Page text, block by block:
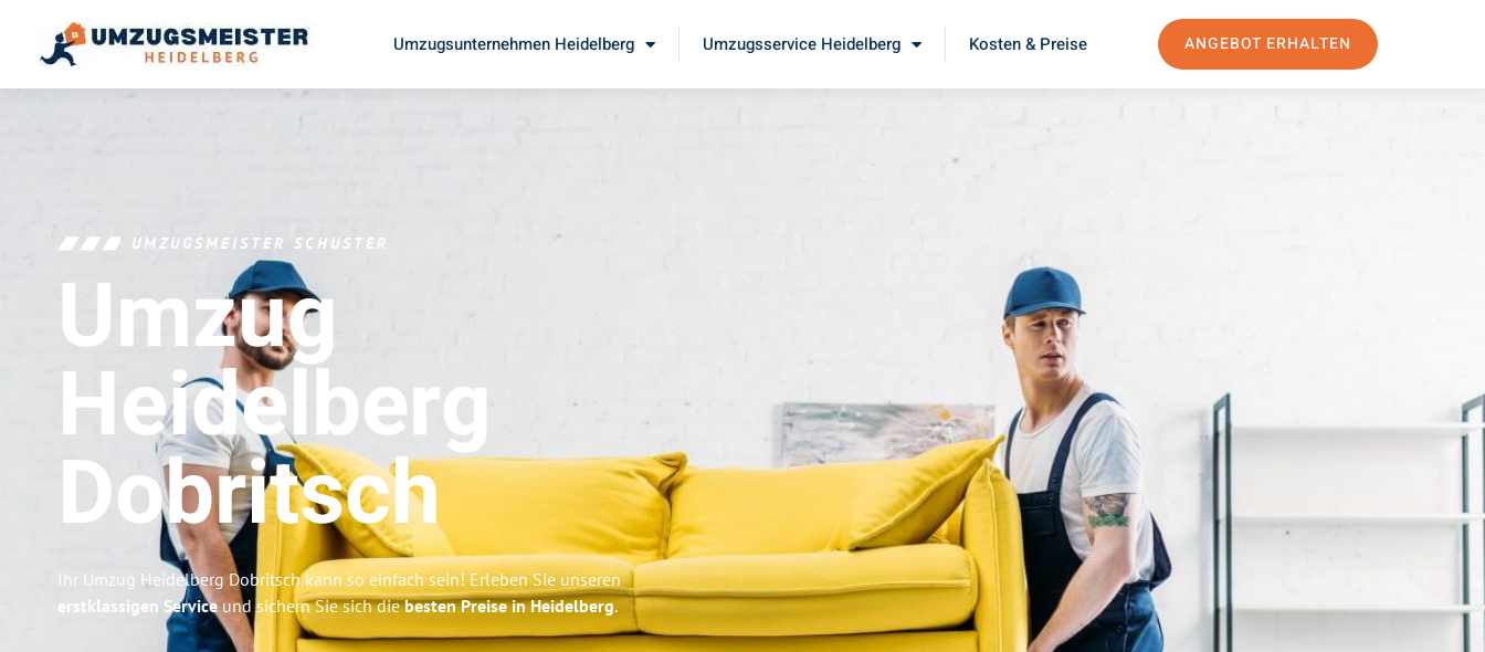
Umzugsunternehmen Heidelberg Umzugsservice Heidelberg Kosten & Preise ANGEBOT ERHALTEN
UMZUGSMEISTER SCHUSTER
Umzug
Heidelberg
Dobritsch
Ihr Umzug Heidelberg Dobritsch kann so einfach sein! Erleben Sie unseren
erstklassigen Serviceund sichern Sie sich diebesten Preise in Heidelberg.